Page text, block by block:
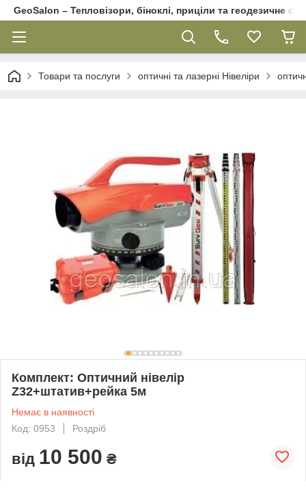
GeoSalon – Тепловізори, біноклі, приціли та геодезичне
Товари та послуги оптичні та лазерні Нівеліри
Комплект: Оптичний нівелір
Z32+штатив+рейка 5м
Немає в наявності
Код: 0953
Роздріб
від 10 500 ₴